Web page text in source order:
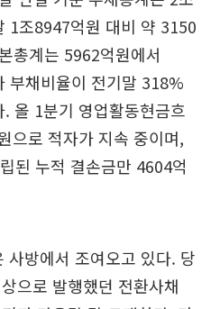
1조8947억원 대비 약 3150
총계는 5962억원에서
부채비율이 전기말 318%
올 1분기 영업활동현금흐
으로 적자가 지속 중이며,
된 누적 결손금만 4604억
사방에서 조여오고 있다. 당
으로 발행했던 전환사채